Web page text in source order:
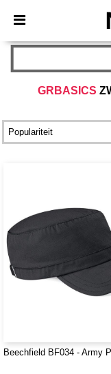
× Needen-
Betere
GRBASICS
Beechfield BF034 - Army